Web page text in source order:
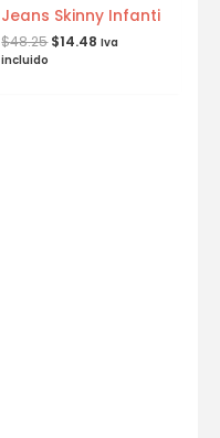
Jeans Skinny Infanti
$48.25 $14.48 Iva
incluido